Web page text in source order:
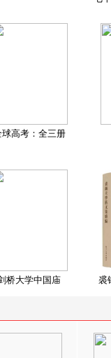
球高考：全三册
桥大学中国庙 裘